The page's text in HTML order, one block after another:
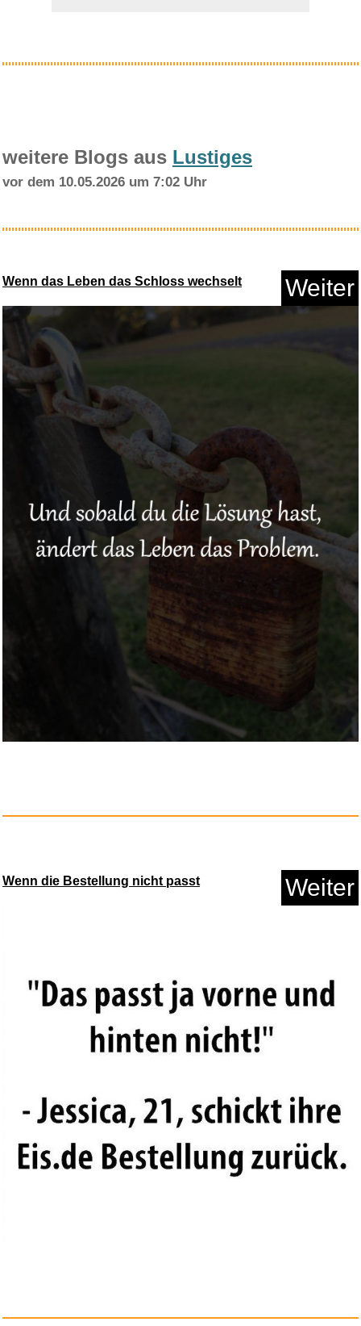
Anzeige
Geberit Mepla Arm.-
Anschl.gera...
weitere Blogs aus Lustiges
vor dem 10.05.2026 um 7:02 Uhr
Wenn das Leben das Schloss wechselt Weiter
Wenn die Bestellung nicht passt Weiter